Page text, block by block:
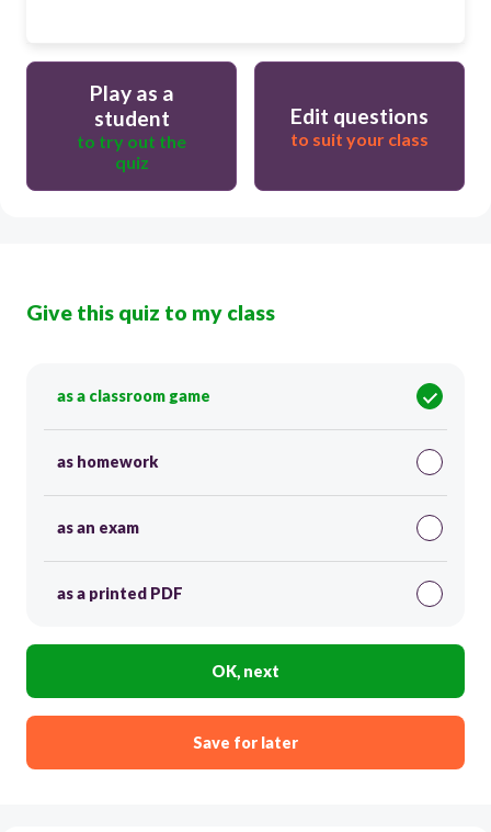
Play as a
student
to try out the
quiz
Edit questions
to suit your class
Give this quiz to my class
as a classroom game
as homework
as an exam
as a printed PDF
OK, next
Save for later